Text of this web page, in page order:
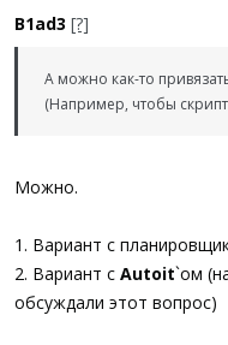
B1ad3 [?]
А можно как-то
(Например, чтобы скрипт
Можно.
1. Вариант с
2. Вариант с Autoit`ом
обсуждали этот вопрос)